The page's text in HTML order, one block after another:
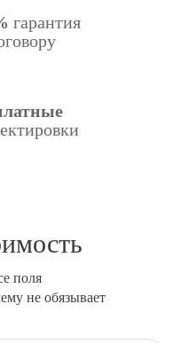
гарантия
поля
не обязывает